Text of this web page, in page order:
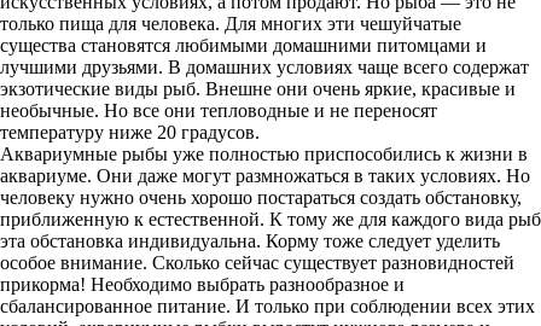
только пища для человека. Для многих эти чешуйчатые
существа становятся любимыми домашними питомцами и
лучшими друзьями. В домашних условиях чаще всего содержат
экзотические виды рыб. Внешне они очень яркие, красивые и
необычные. Но все они тепловодные и не переносят
температуру ниже 20 градусов.
Аквариумные рыбы уже полностью приспособились к жизни в
аквариуме. Они даже могут размножаться в таких условиях. Но
человеку нужно очень хорошо постараться создать обстановку,
приближенную к естественной. К тому же для каждого вида рыб
эта обстановка индивидуальна. Корму тоже следует уделить
особое внимание. Сколько сейчас существует разновидностей
прикорма! Необходимо выбрать разнообразное и
сбалансированное питание. И только при соблюдении всех этих